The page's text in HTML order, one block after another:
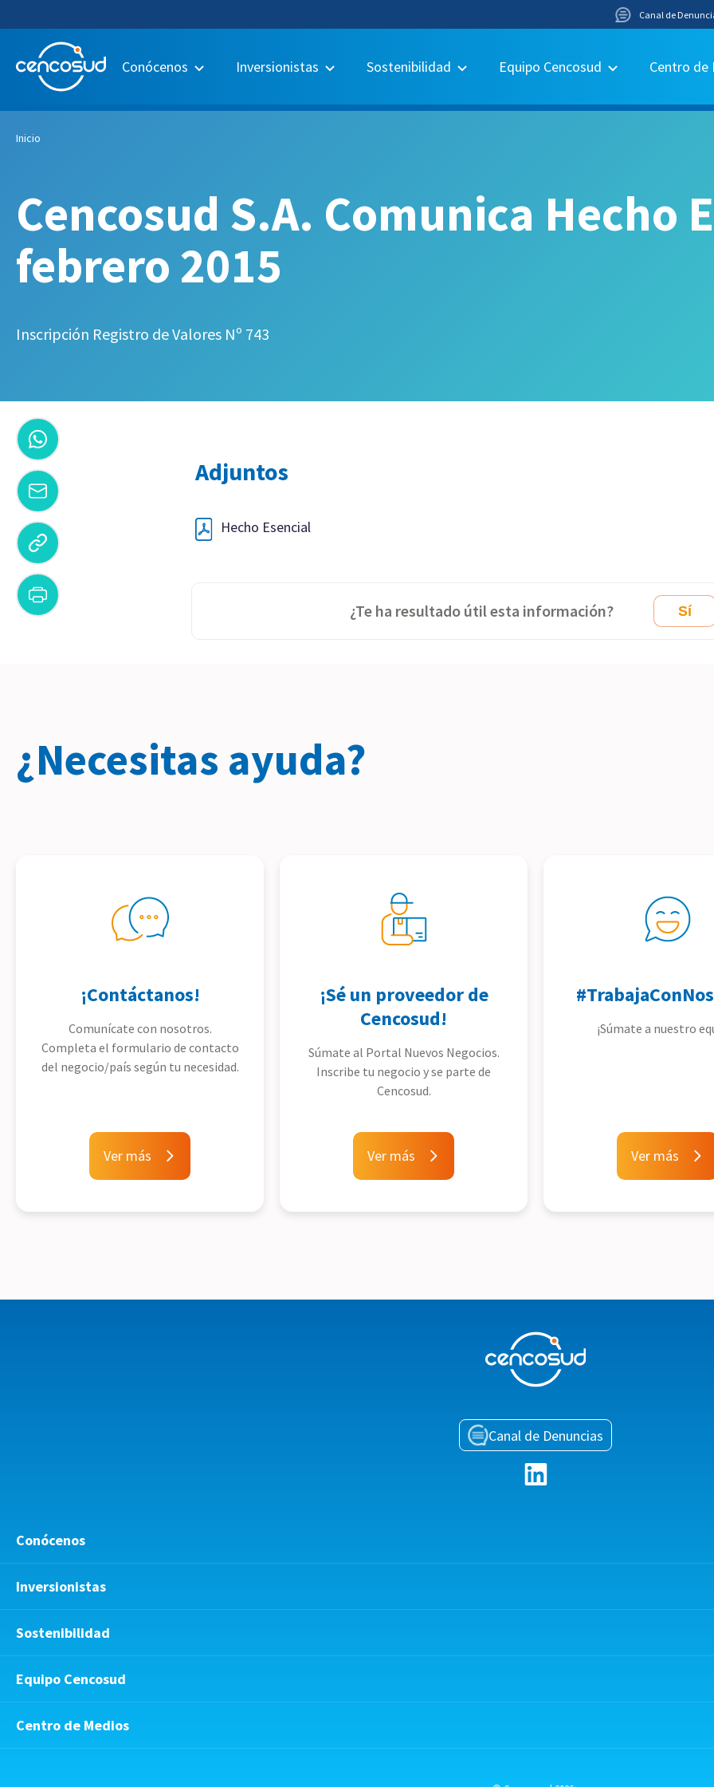
Canal de
Conócenos Inversionistas Sostenibilidad Equipo Cencosud Centro de
Inicio
Cencosud S.A. Comunica Hecho
febrero 2015
Inscripción Registro de Valores Nº 743
Adjuntos
Hecho Esencial
¿Te ha resultado útil esta información? Sí
¿Necesitas ayuda?
¡Contáctanos!
Comunícate con nosotros.
Completa el formulario de contacto
del negocio/país según tu necesidad.
Ver más
¡Sé un proveedor de
Cencosud!
Súmate al Portal Nuevos Negocios.
Inscribe tu negocio y se parte de
Cencosud.
Ver más
¡Súmate a nuestro
Ver más
Canal de Denuncias
Conócenos
Inversionistas
Sostenibilidad
Equipo Cencosud
Centro de Medios